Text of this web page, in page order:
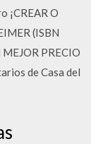
¡CREAR O
(ISBN
PRECIO
de Casa del